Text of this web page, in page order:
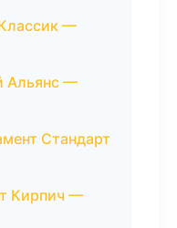
—
Альянс —
Стандарт
Кирпич —